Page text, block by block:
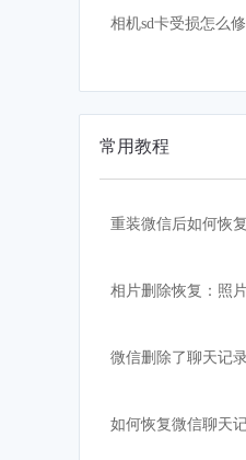
常用教程
相片删除恢复：照
如何恢复微信聊天